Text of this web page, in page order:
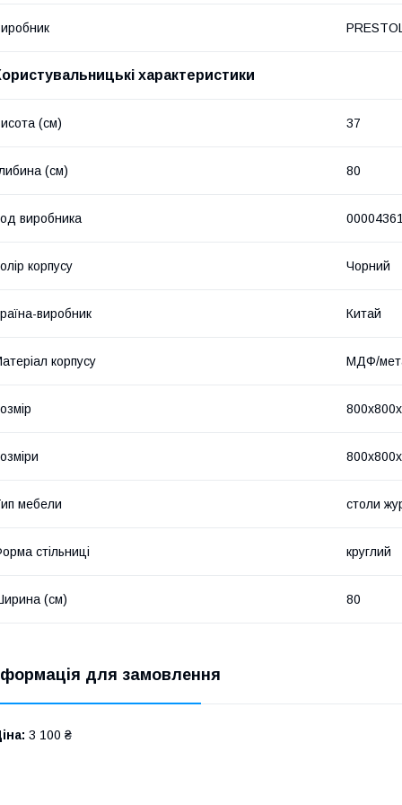
PRESTOL
характеристики
(см) 37
(см) 80
виробника
корпусу Чорний
виробник Китай
корпусу МДФ/
мебели столи
стільниці круглий
(см) 80
для замовлення
3 100 ₴